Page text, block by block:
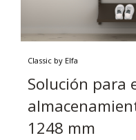
Classic by Elfa
Solución para
1248 mm